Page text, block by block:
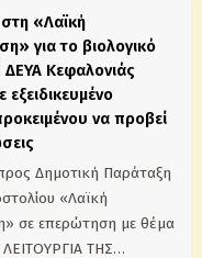
«Λαϊκή
για το βιολογικό
Κεφαλονιάς
εξειδικευμένο
να προβεί
Δημοτική Παράταξη
«Λαϊκή
σε επερώτηση με θέμα
ΤΗΣ…